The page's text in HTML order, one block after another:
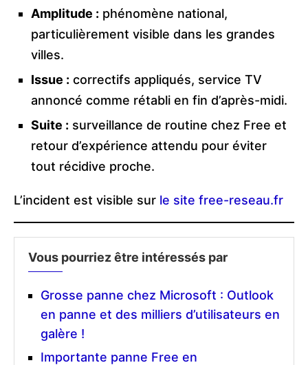
Amplitude : phénomène national,
particulièrement visible dans les grandes
villes.
Issue : correctifs appliqués, service TV
annoncé comme rétabli en fin d’après-midi.
Suite : surveillance de routine chez Free et
retour d’expérience attendu pour éviter
tout récidive proche.
L’incident est visible sur le site free-reseau.fr
Vous pourriez être intéressés par
Grosse panne chez Microsoft : Outlook
en panne et des milliers d’utilisateurs en
galère !
Importante panne Free en